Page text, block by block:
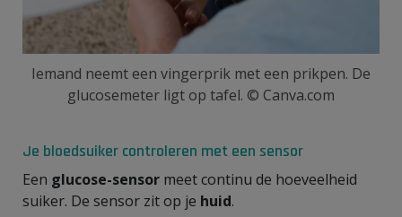
Iemand neemt een vingerprik met een prikpen. De
glucosemeter ligt op tafel. © Canva.com
Je bloedsuiker controleren met een sensor
Een glucose-sensor meet continu de hoeveelheid
suiker. De sensor zit op je huid.